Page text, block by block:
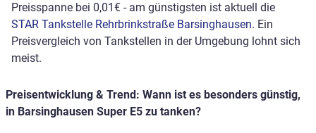
Preisspanne bei 0,01€ - am günstigsten ist aktuell die
STAR Tankstelle Rehrbrinkstraße Barsinghausen. Ein
Preisvergleich von Tankstellen in der Umgebung lohnt sich
meist.
Preisentwicklung & Trend: Wann ist es besonders günstig,
in Barsinghausen Super E5 zu tanken?